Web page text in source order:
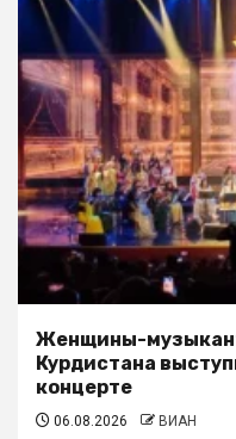
Женщины-
Курдистана
концерте
06.08.2026 ВИАН